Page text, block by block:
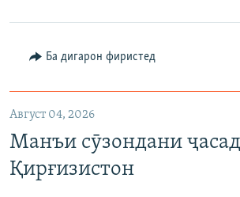
Ба дигарон фиристед
Август 04, 2026
Манъи сӯзондани
Қирғизистон